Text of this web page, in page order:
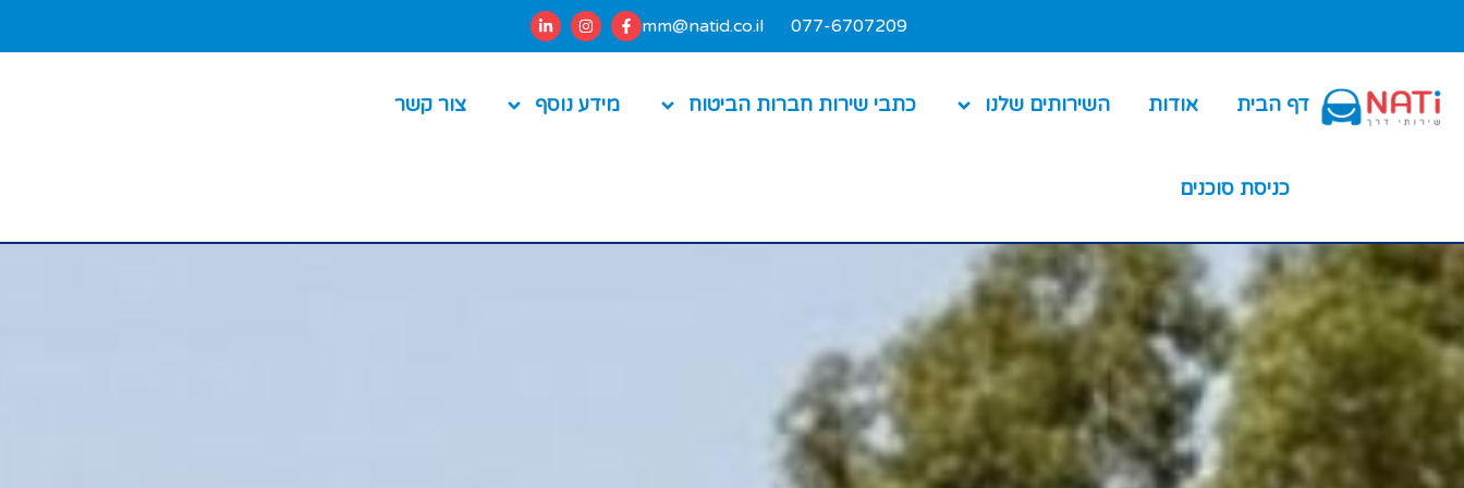
077-6707209
mm@natid.co.il
דף הבית אודות השירותים שלנו כתבי שירות חברות הביטוח מידע נוסף צור קשר
כניסת סוכנים